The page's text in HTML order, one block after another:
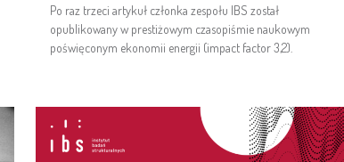
Po raz trzeci artykuł członka zespołu IBS został
opublikowany w prestiżowym czasopiśmie naukowym
poświęconym ekonomii energii (impact factor 3,2).